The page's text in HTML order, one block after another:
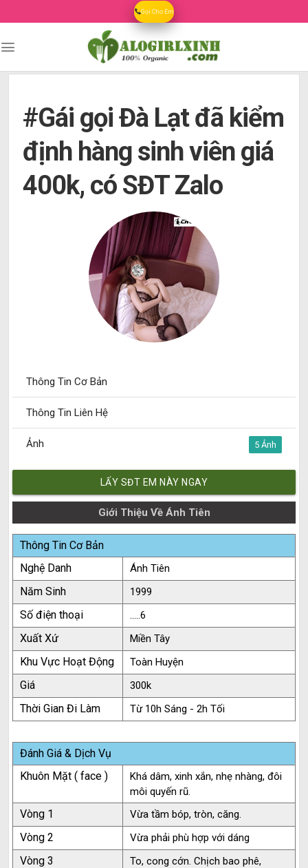
to
Gọi Cho Em
#Gái gọi Đà Lạt đã kiểm
định hàng sinh viên giá
400k, có SĐT Zalo
Thông Tin Cơ Bản
Thông Tin Liên Hệ
5
Ảnh
LẤY SĐT EM NÀY NGAY
Giới Thiệu Về Ánh Tiên
Thông Tin Cơ Bản
Nghệ Danh
Ánh Tiên
Năm Sinh 1999
Số điện thoại .....6
Xuất Xứ Miền Tây
Khu Vực Hoạt Động Toàn Huyện
Giá 300k
Thời Gian Đi Làm Từ 10h Sáng - 2h Tối
Đánh Giá & Dịch Vụ
Khuôn Mặt ( face )
Khá dâm, xinh xắn, nhẹ nhàng, đôi
môi quyến rũ.
Vòng 1 Vừa tầm bóp, tròn, căng.
Vòng 2 Vừa phải phù hợp với dáng
Vòng 3
To, cong cớn. Chịch bao phê,